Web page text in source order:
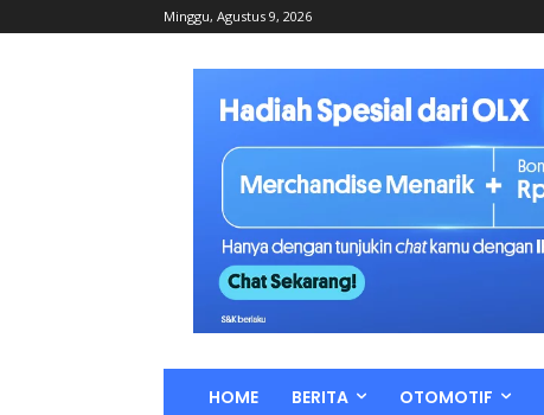
Minggu, Agustus 9, 2026
HOME BERITA OTOMOTIF